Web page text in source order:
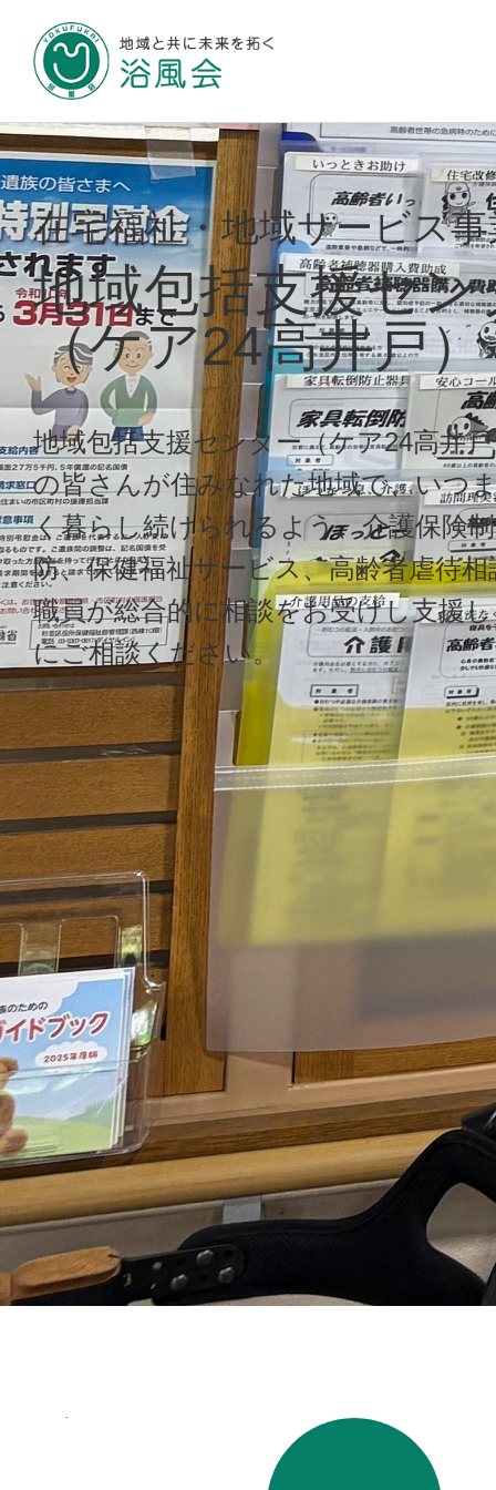
浴風会について
施設のご案内
お知らせ
情報公開
採用情報
浴風会病院
認知症介護研究・研修東京センター
よくあるご質問
交通アクセス
お問い合わせ
プライバシーポリシー
在宅福祉・地域サービス
地域包括支援セン
（ケア24高井戸）
地域包括支援センター（ケア24高井
の皆さんが住みなれた地域で、いつ
く暮らし続けられるよう、介護保険
防、保健福祉サービス、高齢者虐待
職員が総合的に相談をお受けし支援
にご相談ください。